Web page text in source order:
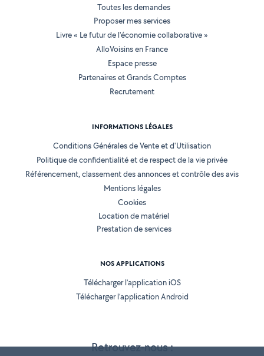
Retrouvez-nous :
Toutes les demandes
Proposer mes services
Livre « Le futur de l'économie collaborative »
AlloVoisins en France
Espace presse
Partenaires et Grands Comptes
Recrutement
INFORMATIONS LÉGALES
Conditions Générales de Vente et d'Utilisation
Politique de confidentialité et de respect de la vie privée
Référencement, classement des annonces et contrôle des avis
Mentions légales
Cookies
Location de matériel
Prestation de services
NOS APPLICATIONS
Télécharger l’application iOS
Télécharger l’application Android